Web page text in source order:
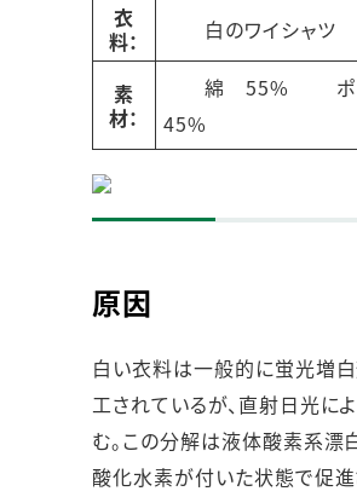
衣
料：
白のワイシャツ
素
材：
綿 55% ポリ
45%
原因
白い衣料は一般的に蛍光増
工されているが、直射日光に
む。この分解は液体酸素系漂
酸化水素が付いた状態で促進